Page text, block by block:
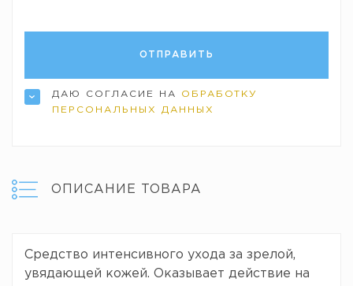
ДАЮ СОГЛАСИЕ НА ОБРАБОТКУ
ПЕРСОНАЛЬНЫХ ДАННЫХ
ОПИСАНИЕ ТОВАРА
Средство интенсивного ухода за зрелой,
увядающей кожей. Оказывает действие на